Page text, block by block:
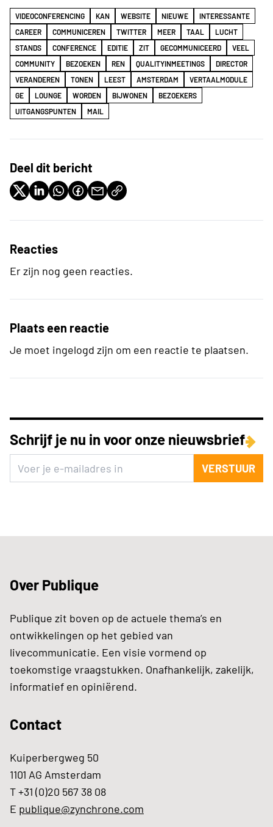
VIDEOCONFERENCING KAN WEBSITE NIEUWE
INTERESSANTE
CAREER
COMMUNICEREN TWITTER MEER TAAL
LUCHT
STANDS
CONFERENCE EDITIE ZIT GECOMMUNICEERD
VEEL
COMMUNITY
BEZOEKEN REN QUALITYINMEETINGS
DIRECTOR
VERANDEREN
TONEN LEEST AMSTERDAM
VERTAALMODULE
GE
LOUNGE WORDEN BIJWONEN
BEZOEKERS
UITGANGSPUNTEN
MAIL
Deel dit bericht
Reacties
Er zijn nog geen reacties.
Plaats een reactie
Je moet ingelogd zijn om een reactie te plaatsen.
Schrijf je nu in voor onze nieuwsbrief
VERSTUUR
Over Publique
Publique zit boven op de actuele thema’s en
ontwikkelingen op het gebied van
livecommunicatie. Een visie vormend op
toekomstige vraagstukken. Onafhankelijk, zakelijk,
informatief en opiniërend.
Contact
Kuiperbergweg 50
1101 AG Amsterdam
T +31 (0)20 567 38 08
E publique@zynchrone.com